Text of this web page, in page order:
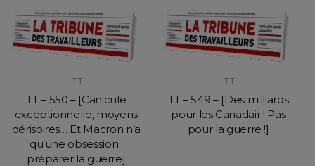
TT
TT – 550 – [Canicule
exceptionnelle, moyens
dérisoires… Et Macron n’a
qu’une obsession :
préparer la guerre]
TT
TT – 549 – [Des milliards
pour les Canadair ! Pas
pour la guerre !]